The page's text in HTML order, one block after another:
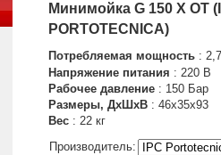
Минимойка G 150 X OT
PORTOTECNICA)
Потребляемая мощность :
Напряжение питания : 220 В
Рабочее давление : 150 Бар
Размеры, ДхШхВ : 46х35х93
Вес : 22 кг
Производитель: